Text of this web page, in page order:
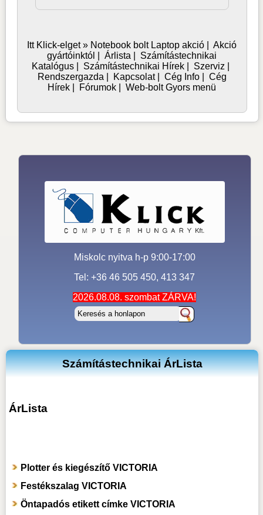
Itt Klick-elget » Notebook bolt Laptop akció |Akció
gyártóinktól
|Árlista
Számítástechnikai
Katalógus
Számítástechnikai Hírek Szerviz
Rendszergazda
Kapcsolat| Cég Info| Cég
Hírek
Fórumok |Web-bolt Gyors menü
Miskolc nyitva h-p 9:00-17:00
Tel: +36 46 505 450, 413 347
2026.08.08. szombat ZÁRVA!
Számítástechnikai ÁrLista
ÁrLista
Plotter és kiegészítő VICTORIA
Festékszalag VICTORIA
Öntapadós etikett címke VICTORIA